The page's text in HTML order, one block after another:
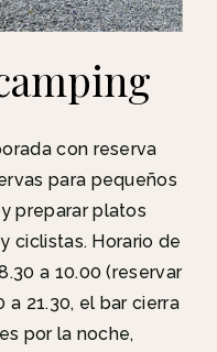
con reserva
para pequeños
preparar platos
ciclistas. Horario de
a 10.00 (reservar
a 21.30, el bar cierra
por la noche,